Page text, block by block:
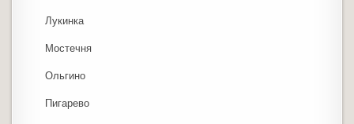
Лукинка
Мостечня
Ольгино
Пигарево